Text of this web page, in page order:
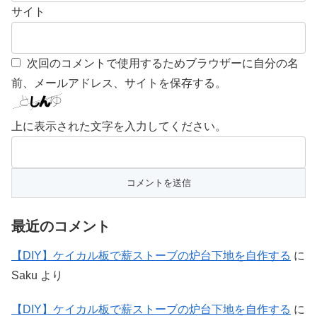
サイト
次回のコメントで使用するためブラウザーに自分の名
前、メールアドレス、サイトを保存する。
上に表示された文字を入力してください。
最近のコメント
【DIY】ケイカル板で薪ストーブの炉台下地を自作する に
Saku より
【DIY】ケイカル板で薪ストーブの炉台下地を自作する に